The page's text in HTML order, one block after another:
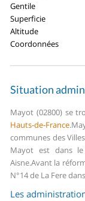
Gentile
Superficie
Altitude
Coordonnées
Situation
Mayot (02800) se
Hauts-de-France.
communes des
Mayot est dans
Aisne.Avant la
N°14 de La Fere
Les